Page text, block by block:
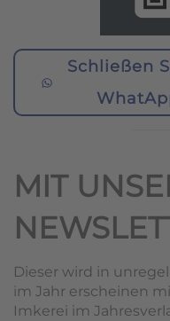
Schließen
MIT
Dieser wird in
im Jahr erscheinen
Imkerei im